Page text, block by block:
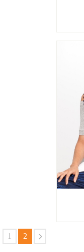
1 2